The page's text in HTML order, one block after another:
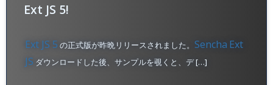
Ext JS 5!
Ext JS 5 の正式版が昨晩リリースされました。 Sencha Ext
JS ダウンロードした後、サンプルを覗くと、デ […]